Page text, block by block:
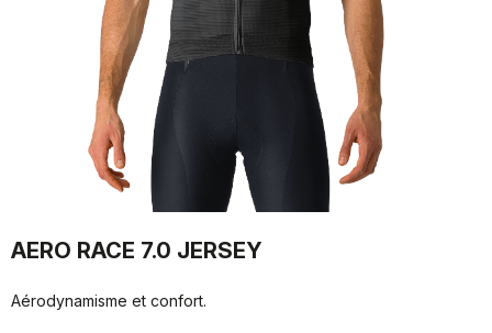
AERO RACE 7.0 JERSEY
Aérodynamisme et confort.